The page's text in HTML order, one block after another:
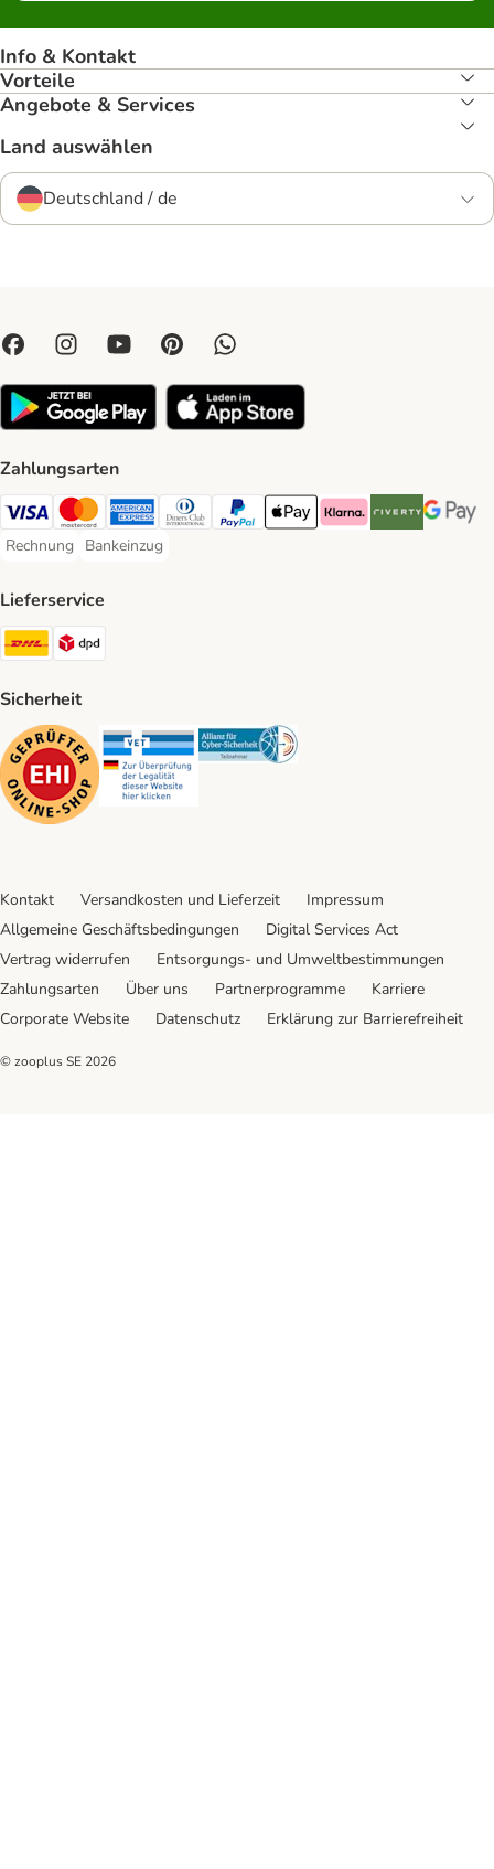
Info & Kontakt
Vorteile
Angebote & Services
Land auswählen
Deutschland / de
Zahlungsarten
Visa Payment Method
Mastercard Payment Method
American Express Payment Method
Diners Club Payment Method
PayPal Payment Method
Apple Pay Payment Method
Klarna Payment Method
Riverty Payment
Google
Rechnung
Rechnung Payment Method
Bankeinzug
Bankeinzug Payment Method
Lieferservice
DHL Shipping Method
Sicherheit
Security Security Security
Kontakt Versandkosten und Lieferzeit
Impressum
Allgemeine Geschäftsbedingungen
Digital Services Act
Vertrag widerrufen
Entsorgungs- und Umweltbestimmungen
Zahlungsarten
Über uns Partnerprogramme
Karriere
Corporate Website
Datenschutz Erklärung zur Barrierefreiheit
© zooplus SE 2026